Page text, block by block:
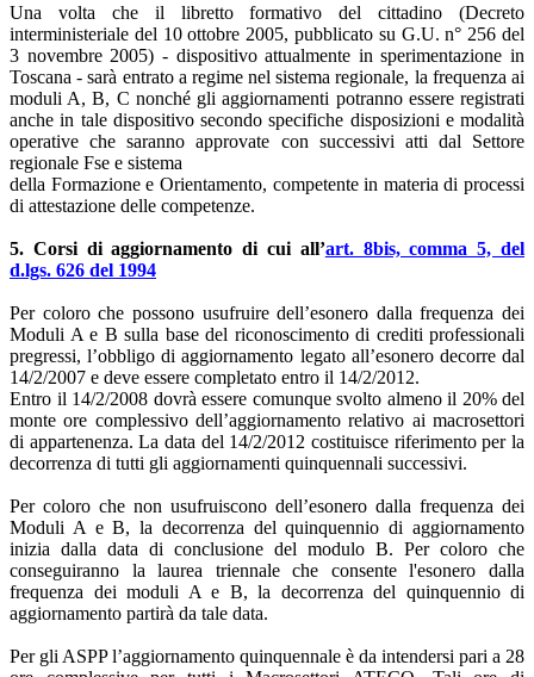
Una volta che il libretto formativo del cittadino (Decreto
interministeriale del 10 ottobre 2005, pubblicato su G.U. n° 256 del
3 novembre 2005) - dispositivo attualmente in sperimentazione in
Toscana - sarà entrato a regime nel sistema regionale, la frequenza ai
moduli A, B, C nonché gli aggiornamenti potranno essere registrati
anche in tale dispositivo secondo specifiche disposizioni e modalità
operative che saranno approvate con successivi atti dal Settore
regionale Fse e sistema
della Formazione e Orientamento, competente in materia di processi
di attestazione delle competenze.
5. Corsi di aggiornamento di cui all’art. 8bis, comma 5, del
d.lgs. 626 del 1994
Per coloro che possono usufruire dell’esonero dalla frequenza dei
Moduli A e B sulla base del riconoscimento di crediti professionali
pregressi, l’obbligo di aggiornamento legato all’esonero decorre dal
14/2/2007 e deve essere completato entro il 14/2/2012.
Entro il 14/2/2008 dovrà essere comunque svolto almeno il 20% del
monte ore complessivo dell’aggiornamento relativo ai macrosettori
di appartenenza. La data del 14/2/2012 costituisce riferimento per la
decorrenza di tutti gli aggiornamenti quinquennali successivi.
Per coloro che non usufruiscono dell’esonero dalla frequenza dei
Moduli A e B, la decorrenza del quinquennio di aggiornamento
inizia dalla data di conclusione del modulo B. Per coloro che
conseguiranno la laurea triennale che consente l'esonero dalla
frequenza dei moduli A e B, la decorrenza del quinquennio di
aggiornamento partirà da tale data.
Per gli ASPP l’aggiornamento quinquennale è da intendersi pari a 28